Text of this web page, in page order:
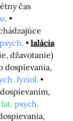
čas
lalácia
džavotanie)
dospievania,
fyziol.
lat. psych.